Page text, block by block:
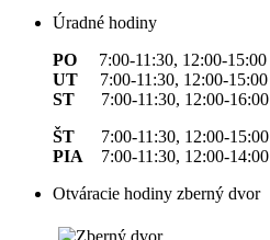
Úradné hodiny
PO 7:00-11:30, 12:00-15:00
UT 7:00-11:30, 12:00-15:00
ST 7:00-11:30, 12:00-16:00
ŠT 7:00-11:30, 12:00-15:00
PIA 7:00-11:30, 12:00-14:00
Otváracie hodiny zberný dvor